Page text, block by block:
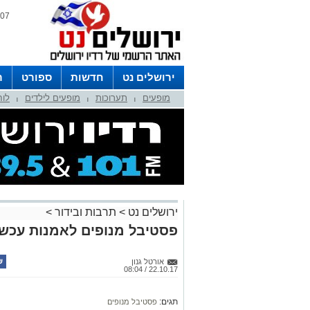
07 אוגוסט 2026 / 07:13
ירושלים נט חדשות ספורט
לפרסום ברדיו צרו קשר
לוח מופעים תערוכות מופעים לילדים
ירושלים נט > תרבות ובידור >
פסטיבל מנופים לאמנות
אורטל גנון
22.10.17 / 08:04
תגים: פסטיבל מנופים